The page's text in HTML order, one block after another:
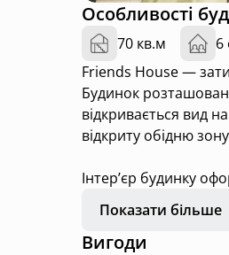
Особливості
70 кв.м 6
Friends House —
Будинок
відкривається вид
відкриту обідню
Інтер’єр будинку
декором.
Wi-Fi, три окремі
Показати більше
Вигоди